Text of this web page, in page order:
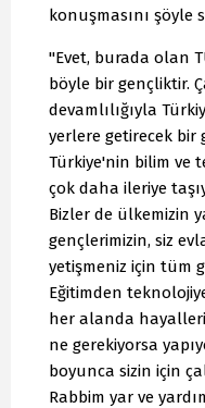
konuşmasını şöyle
"Evet, burada olan
böyle bir gençliktir.
devamlılığıyla
yerlere getirecek bir
Türkiye'nin bilim ve
çok daha ileriye
Bizler de ülkemizin
gençlerimizin, siz
yetişmeniz için tüm
Eğitimden
her alanda
ne gerekiyorsa
boyunca sizin için
Rabbim yar ve